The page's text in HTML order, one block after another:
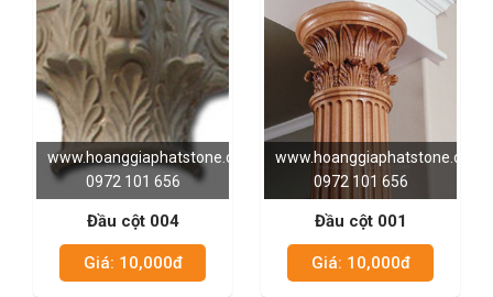
www.hoanggiaphatstone.com
0972 101 656
Đầu cột 004
Giá: 10,000đ
www.hoanggiaphatstone.com
0972 101 656
Đầu cột 001
Giá: 10,000đ